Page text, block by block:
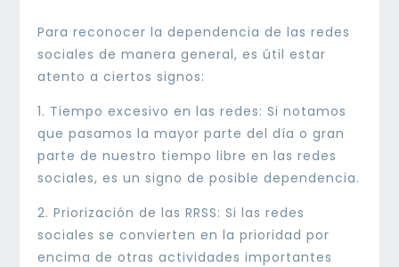
Para reconocer la dependencia de las redes
sociales de manera general, es útil estar
atento a ciertos signos:
1. Tiempo excesivo en las redes: Si notamos
que pasamos la mayor parte del día o gran
parte de nuestro tiempo libre en las redes
sociales, es un signo de posible dependencia.
2. Priorización de las RRSS: Si las redes
sociales se convierten en la prioridad por
encima de otras actividades importantes